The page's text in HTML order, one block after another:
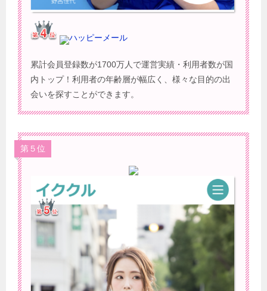
ハッピーメール
累計会員登録数が1700万人で運営実績・利用者数が国
内トップ！利用者の年齢層が幅広く、様々な目的の出
会いを探すことができます。
第５位